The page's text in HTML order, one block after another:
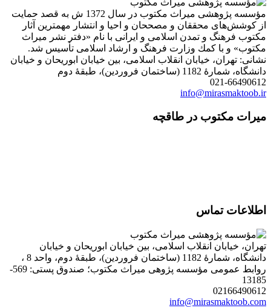
مؤسسه پژوهشی میراث مكتوب در سال 1372 ش به قصد حمایت
از كوشش‌های محققان و مصححان و احیا و انتشار مهمترین آثار
مكتوب فرهنگ و تمدن اسلامی و ایرانی با نام «دفتر نشر میراث
مكتوب» و با كمك وزارت فرهنگ و ارشاد اسلامی تأسیس شد.
نشانی: تهران، خیابان انقلاب اسلامی، بین خیابان ابوریحان و خیابان
دانشگاه، شمارۀ 1182 (ساختمان فروردین)، طبقۀ دوم
021-66490612
info@mirasmaktoob.ir
میرات مکتوب در طاقچه
اطلاعات تماس
تهران، خیابان انقلاب اسلامی، بین خیابان ابوریحان و خیابان
دانشگاه، شمارۀ 1182 (ساختمان فروردین)، طبقۀ دوم، واحد 8 ،
روابط عمومی مؤسسه پژوهی میراث مکتوب؛ صندوق پستی: 569-
13185
02166490612
info@mirasmaktoob.com